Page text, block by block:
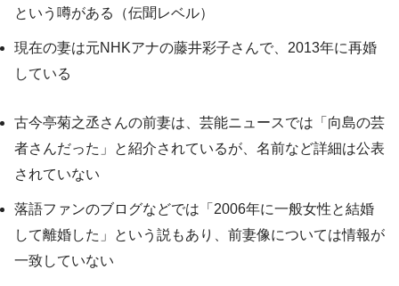
という噂がある（伝聞レベル）
現在の妻は元NHKアナの藤井彩子さんで、2013年に再婚
している
古今亭菊之丞さんの前妻は、芸能ニュースでは「向島の芸
者さんだった」と紹介されているが、名前など詳細は公表
されていない
落語ファンのブログなどでは「2006年に一般女性と結婚
して離婚した」という説もあり、前妻像については情報が
一致していない